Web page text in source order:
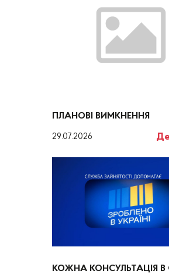
ПЛАНОВІ ВИМКНЕННЯ
29.07.2026
КОЖНА КОНСУЛЬТАЦІЯ В